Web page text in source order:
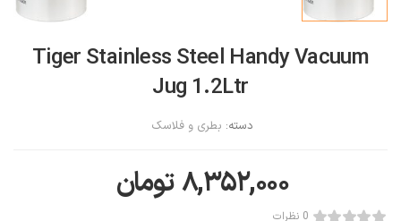
Tiger Stainless Steel Handy Vacuum
Jug 1.2Ltr
دسته: بطری و فلاسک
۸,۳۵۲,۰۰۰تومان
0 نظرات